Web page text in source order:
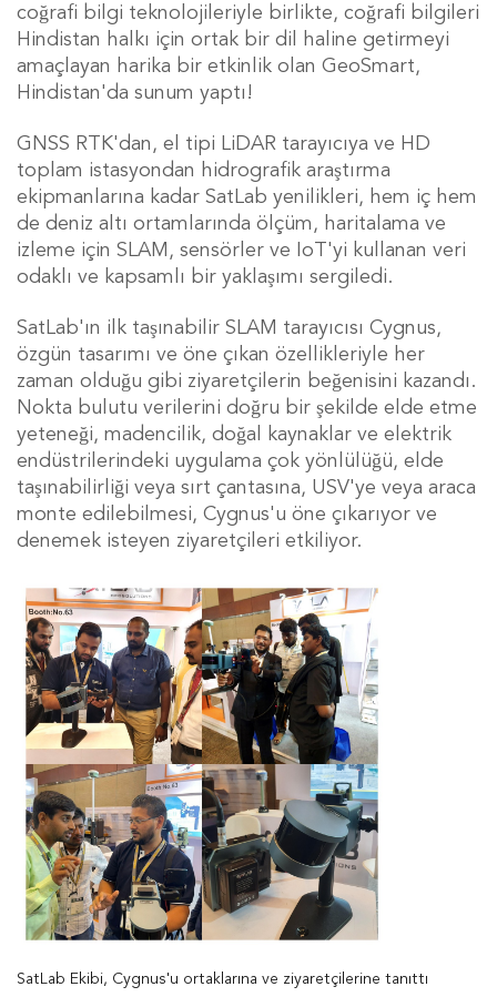
coğrafi bilgi teknolojileriyle birlikte, coğrafi bilgileri
Hindistan halkı için ortak bir dil haline getirmeyi
amaçlayan harika bir etkinlik olan GeoSmart,
Hindistan'da sunum yaptı!
GNSS RTK'dan, el tipi LiDAR tarayıcıya ve HD
toplam istasyondan hidrografik araştırma
ekipmanlarına kadar SatLab yenilikleri, hem iç hem
de deniz altı ortamlarında ölçüm, haritalama ve
izleme için SLAM, sensörler ve IoT'yi kullanan veri
odaklı ve kapsamlı bir yaklaşımı sergiledi.
SatLab'ın ilk taşınabilir SLAM tarayıcısı Cygnus,
özgün tasarımı ve öne çıkan özellikleriyle her
zaman olduğu gibi ziyaretçilerin beğenisini kazandı.
Nokta bulutu verilerini doğru bir şekilde elde etme
yeteneği, madencilik, doğal kaynaklar ve elektrik
endüstrilerindeki uygulama çok yönlülüğü, elde
taşınabilirliği veya sırt çantasına, USV'ye veya araca
monte edilebilmesi, Cygnus'u öne çıkarıyor ve
denemek isteyen ziyaretçileri etkiliyor.
SatLab Ekibi, Cygnus'u ortaklarına ve ziyaretçilerine tanıttı